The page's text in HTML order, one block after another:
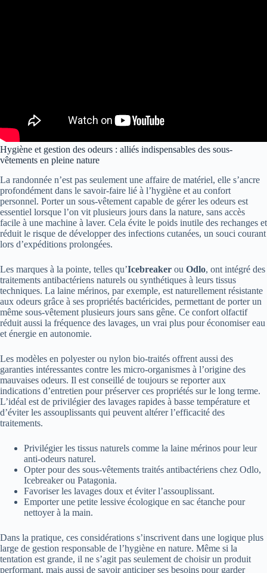
Hygiène et gestion des odeurs : alliés indispensables des sous-
vêtements en pleine nature
La randonnée n’est pas seulement une affaire de matériel, elle s’ancre
profondément dans le savoir-faire lié à l’hygiène et au confort
personnel. Porter un sous-vêtement capable de gérer les odeurs est
essentiel lorsque l’on vit plusieurs jours dans la nature, sans accès
facile à une machine à laver. Cela évite le poids inutile des rechanges et
réduit le risque de développer des infections cutanées, un souci courant
lors d’expéditions prolongées.
Les marques à la pointe, telles qu’Icebreaker ou Odlo, ont intégré des
traitements antibactériens naturels ou synthétiques à leurs tissus
techniques. La laine mérinos, par exemple, est naturellement résistante
aux odeurs grâce à ses propriétés bactéricides, permettant de porter un
même sous-vêtement plusieurs jours sans gêne. Ce confort olfactif
réduit aussi la fréquence des lavages, un vrai plus pour économiser eau
et énergie en autonomie.
Les modèles en polyester ou nylon bio-traités offrent aussi des
garanties intéressantes contre les micro-organismes à l’origine des
mauvaises odeurs. Il est conseillé de toujours se reporter aux
indications d’entretien pour préserver ces propriétés sur le long terme.
L’idéal est de privilégier des lavages rapides à basse température et
d’éviter les assouplissants qui peuvent altérer l’efficacité des
traitements.
Privilégier les tissus naturels comme la laine mérinos pour leur
anti-odeurs naturel.
Opter pour des sous-vêtements traités antibactériens chez Odlo,
Icebreaker ou Patagonia.
Favoriser les lavages doux et éviter l’assouplissant.
Emporter une petite lessive écologique en sac étanche pour
nettoyer à la main.
Dans la pratique, ces considérations s’inscrivent dans une logique plus
large de gestion responsable de l’hygiène en nature. Même si la
tentation est grande, il ne s’agit pas seulement de choisir un produit
performant, mais aussi de savoir anticiper ses besoins pour garder